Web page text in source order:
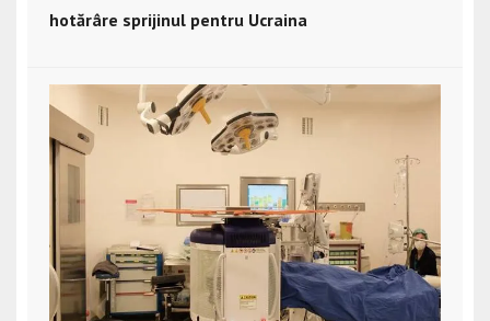
hotărâre sprijinul pentru Ucraina